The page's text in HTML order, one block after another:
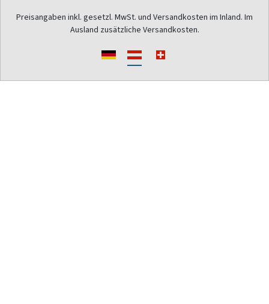
Preisangaben inkl. gesetzl. MwSt. und Versandkosten im Inland. Im
Ausland zusätzliche Versandkosten.